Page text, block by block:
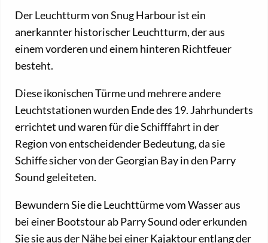
Der Leuchtturm von Snug Harbour ist ein
anerkannter historischer Leuchtturm, der aus
einem vorderen und einem hinteren Richtfeuer
besteht.
Diese ikonischen Türme und mehrere andere
Leuchtstationen wurden Ende des 19. Jahrhunderts
errichtet und waren für die Schifffahrt in der
Region von entscheidender Bedeutung, da sie
Schiffe sicher von der Georgian Bay in den Parry
Sound geleiteten.
Bewundern Sie die Leuchttürme vom Wasser aus
bei einer Bootstour ab Parry Sound oder erkunden
Sie sie aus der Nähe bei einer Kajaktour entlang der